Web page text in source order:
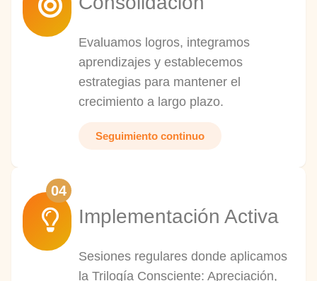
Evaluamos logros, integramos
aprendizajes y establecemos
estrategias para mantener el
crecimiento a largo plazo.
Seguimiento continuo
04
Implementación Activa
Sesiones regulares donde aplicamos
la Trilogía Consciente: Apreciación,